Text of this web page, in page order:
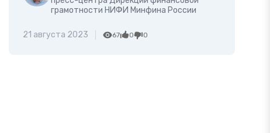
грамотности НИФИ Минфина России
21 августа 2023 67 0 0